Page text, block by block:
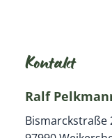
Kontakt
Ralf
Bismarckstraße